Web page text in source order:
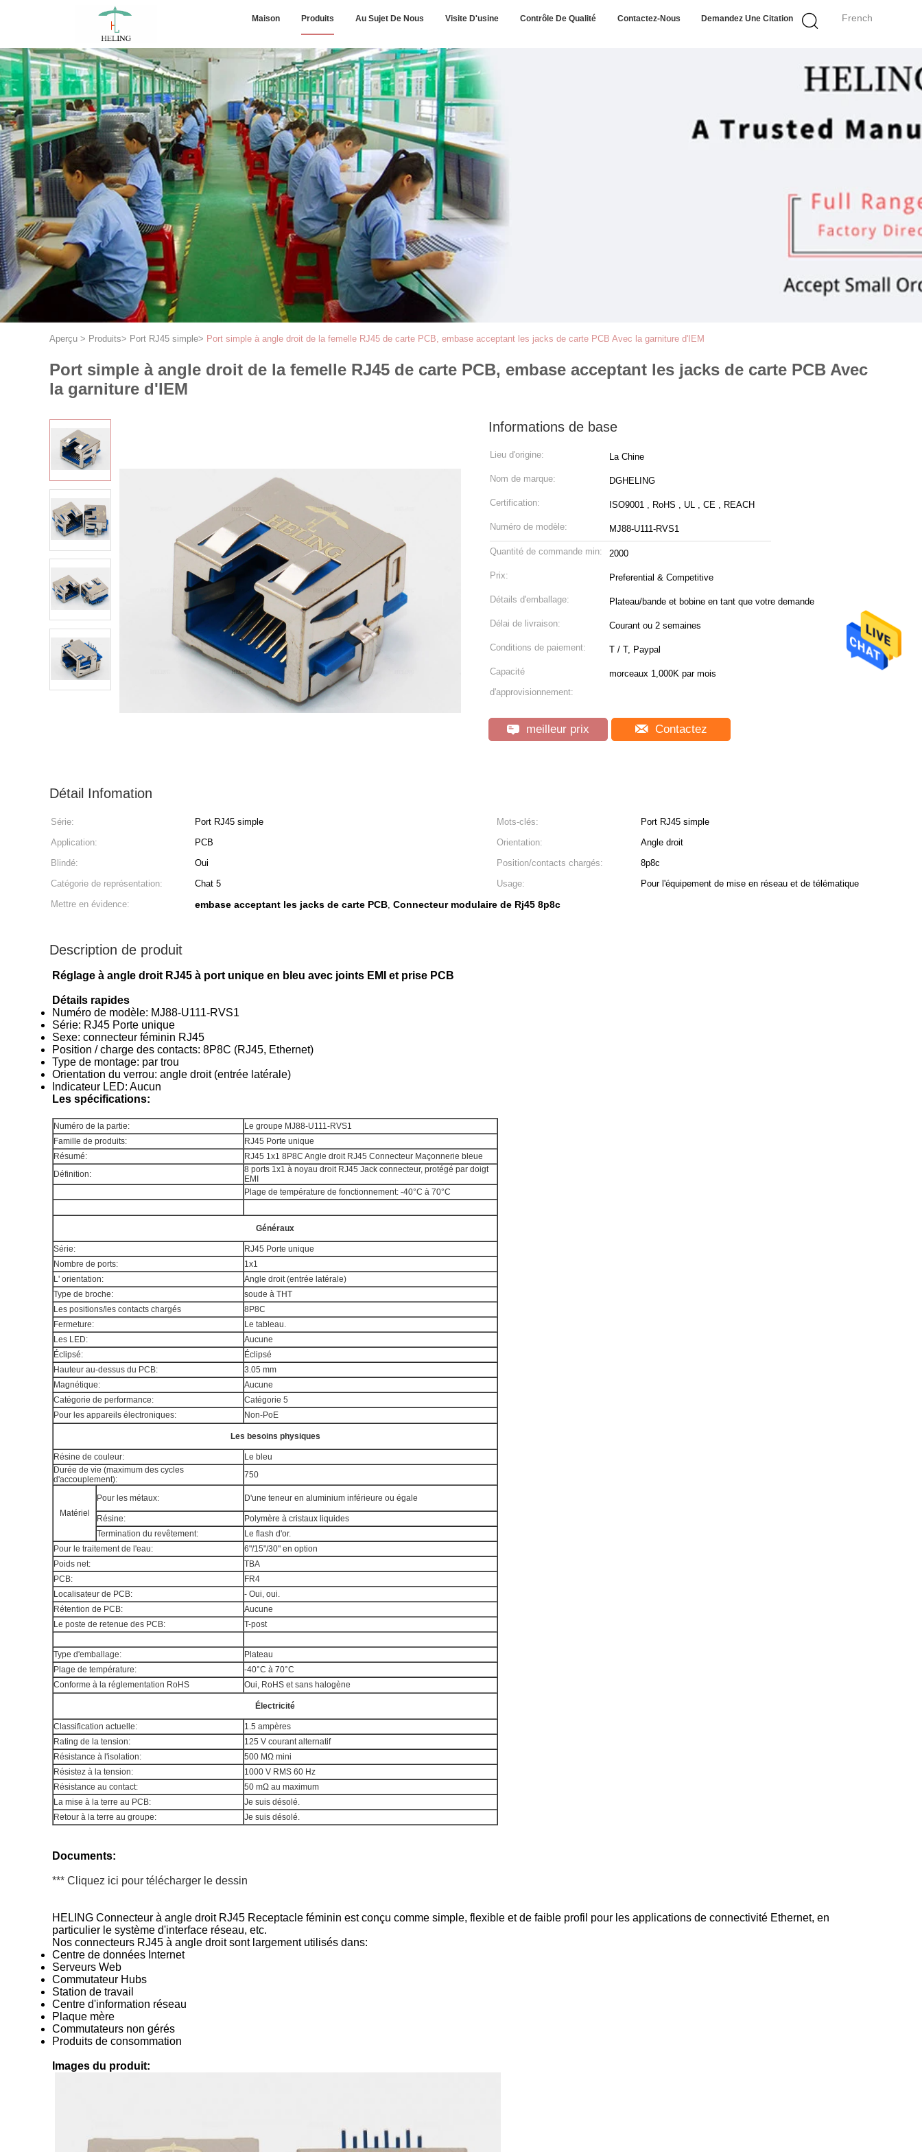
French
Maison Produits Au Sujet De Nous Visite D'usine Contrôle De Qualité Contactez-Nous Demandez Une Citation
Aperçu > Produits> Port RJ45 simple> Port simple à angle droit de la femelle RJ45 de carte PCB, embase acceptant les jacks de carte PCB Avec la garniture d'IEM
Port simple à angle droit de la femelle RJ45 de carte PCB, embase acceptant les jacks de carte PCB Avec
la garniture d'IEM
Informations de base
Lieu d'origine: La Chine
Nom de marque: DGHELING
Certification: ISO9001 , RoHS , UL , CE , REACH
Numéro de modèle: MJ88-U111-RVS1
Quantité de commande min: 2000
Prix: Preferential & Competitive
Détails d'emballage: Plateau/bande et bobine en tant que votre demande
Délai de livraison: Courant ou 2 semaines
Conditions de paiement: T / T, Paypal
Capacité
d'approvisionnement:
morceaux 1,000K par mois
meilleur prix Contactez
Détail Infomation
Série: Port RJ45 simple Mots-clés:
Port RJ45 simple
Application:
PCB Orientation:
Angle droit
Blindé:
Oui Position/contacts chargés:
8p8c
Catégorie de représentation:
Chat 5 Usage:
Pour l'équipement de mise en réseau et de télématique
Mettre en évidence:
embase acceptant les jacks de carte PCB, Connecteur modulaire de Rj45 8p8c
Description de produit
Réglage à angle droit RJ45 à port unique en bleu avec joints EMI et prise PCB
Détails rapides
Numéro de modèle: MJ88-U111-RVS1
Série: RJ45 Porte unique
Sexe: connecteur féminin RJ45
Position / charge des contacts: 8P8C (RJ45, Ethernet)
Type de montage: par trou
Orientation du verrou: angle droit (entrée latérale)
Indicateur LED: Aucun
Les spécifications:
Numéro de la partie:
Le groupe MJ88-U111-RVS1
Famille de produits:
RJ45 Porte unique
Résumé:
RJ45 1x1 8P8C Angle droit RJ45 Connecteur Maçonnerie bleue
Définition:
8 ports 1x1 à noyau droit RJ45 Jack connecteur, protégé par doigt
EMI
Plage de température de fonctionnement: -40°C à 70°C
Généraux
Série:
RJ45 Porte unique
Nombre de ports:
1x1
L' orientation:
Angle droit (entrée latérale)
Type de broche:
soude à THT
Les positions/les contacts chargés
8P8C
Fermeture:
Le tableau.
Les LED:
Aucune
Éclipsé:
Éclipsé
Hauteur au-dessus du PCB:
3.05 mm
Magnétique:
Aucune
Catégorie de performance:
Catégorie 5
Pour les appareils électroniques:
Non-PoE
Les besoins physiques
Résine de couleur:
Le bleu
Durée de vie (maximum des cycles
d'accouplement):
750
Matériel
Pour les métaux: D'une teneur en aluminium inférieure ou égale
Résine:
Polymère à cristaux liquides
Termination du revêtement:
Le flash d'or.
Pour le traitement de l'eau:
6"/15"/30" en option
Poids net:
TBA
PCB:
FR4
Localisateur de PCB:
- Oui, oui.
Rétention de PCB:
Aucune
Le poste de retenue des PCB:
T-post
Type d'emballage:
Plateau
Plage de température:
-40°C à 70°C
Conforme à la réglementation RoHS
Oui, RoHS et sans halogène
Électricité
Classification actuelle:
1.5 ampères
Rating de la tension:
125 V courant alternatif
Résistance à l'isolation:
500 MΩ mini
Résistez à la tension:
1000 V RMS 60 Hz
Résistance au contact:
50 mΩ au maximum
La mise à la terre au PCB:
Je suis désolé.
Retour à la terre au groupe:
Je suis désolé.
Documents:
*** Cliquez ici pour télécharger le dessin
HELING Connecteur à angle droit RJ45 Receptacle féminin est conçu comme simple, flexible et de faible profil pour les applications de connectivité Ethernet, en
particulier le système d'interface réseau, etc.
Nos connecteurs RJ45 à angle droit sont largement utilisés dans:
Centre de données Internet
Serveurs Web
Commutateur Hubs
Station de travail
Centre d'information réseau
Plaque mère
Commutateurs non gérés
Produits de consommation
Images du produit: